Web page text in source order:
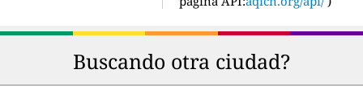
Buscando otra ciudad?